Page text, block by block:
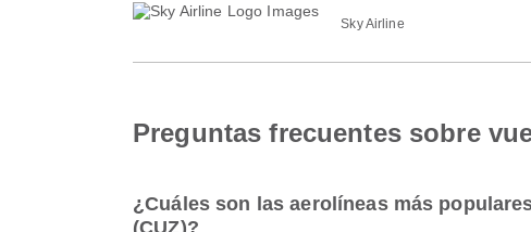
Sky Airline
Preguntas frecuentes sobre
¿Cuáles son las aerolíneas más
(CUZ)?